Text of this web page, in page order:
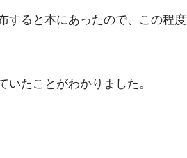
すると本にあったので、この程度
たことがわかりました。